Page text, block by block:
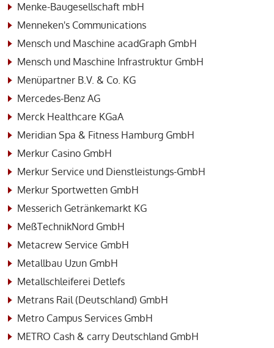
Menke-Baugesellschaft mbH
Menneken's Communications
Mensch und Maschine acadGraph GmbH
Mensch und Maschine Infrastruktur GmbH
Menüpartner B.V. & Co. KG
Mercedes-Benz AG
Merck Healthcare KGaA
Meridian Spa & Fitness Hamburg GmbH
Merkur Casino GmbH
Merkur Service und Dienstleistungs-GmbH
Merkur Sportwetten GmbH
Messerich Getränkemarkt KG
MeßTechnikNord GmbH
Metacrew Service GmbH
Metallbau Uzun GmbH
Metallschleiferei Detlefs
Metrans Rail (Deutschland) GmbH
Metro Campus Services GmbH
METRO Cash & carry Deutschland GmbH